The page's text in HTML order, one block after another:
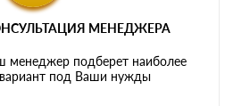
МЕНЕДЖЕРА
менеджер подберет наиболее
под Ваши нужды